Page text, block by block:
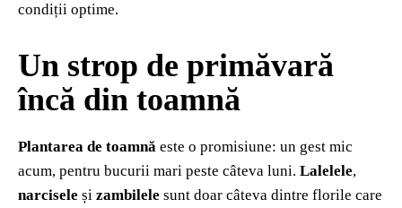
condiții optime.
Un strop de primăvară
încă din toamnă
Plantarea de toamnă este o promisiune: un gest mic
acum, pentru bucurii mari peste câteva luni. Lalelele,
narcisele și zambilele sunt doar câteva dintre florile care